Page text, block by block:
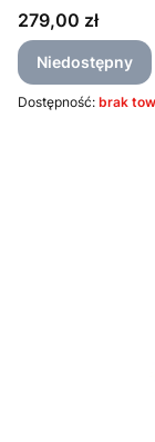
Cena
279,00 zł
Niedostępny
Dostępność: brak